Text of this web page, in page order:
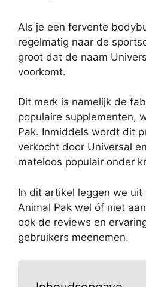
Als je een fervente
regelmatig naar de
groot dat de naam
voorkomt.
Dit merk is namelijk de
populaire supplementen,
Pak. Inmiddels wordt dit
verkocht door Universal
mateloos populair onder
In dit artikel leggen we
Animal Pak wel óf niet
ook de reviews en
gebruikers meenemen.